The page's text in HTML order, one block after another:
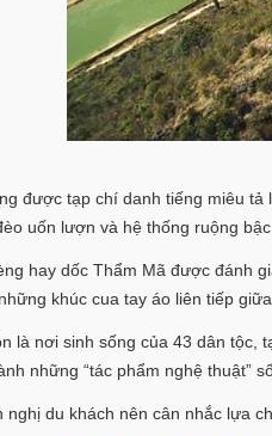
được tạp chí danh tiếng miêu
uốn lượn và hệ thống ruộng
hay dốc Thẩm Mã được đánh
khúc cua tay áo liên tiếp
là nơi sinh sống của 43 dân
những “tác phẩm nghệ thuật”
nghị du khách nên cân nhắc lựa